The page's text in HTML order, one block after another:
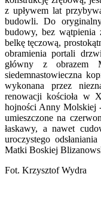
z upływem lat
budowli. Do
budowy, bez wątpienia
belkę tęczową,
obramienia portali
główny z obrazem
siedemnastowieczna
wykonana przez
renowacji kościoła
hojności Anny Molskiej
umieszczone na
łaskawy, a nawet
uroczystego
Matki Boskiej
Fot. Krzysztof Wydra